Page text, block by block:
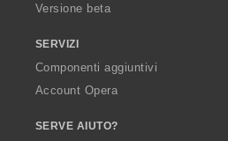
Versione beta
SERVIZI
Componenti aggiuntivi
Account Opera
SERVE AIUTO?